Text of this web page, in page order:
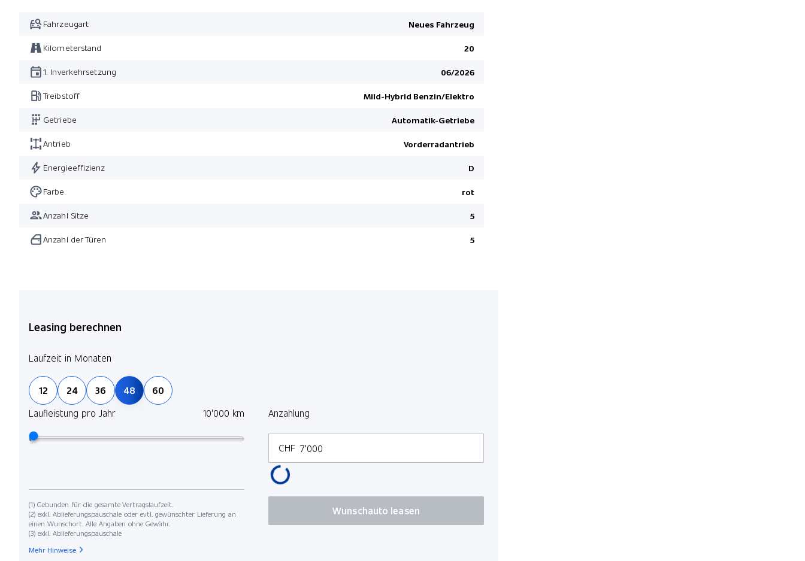
Fahrzeugart Neues Fahrzeug
Kilometerstand 20
1. Inverkehrsetzung 06/2026
Treibstoff Mild-Hybrid Benzin/Elektro
Getriebe Automatik-Getriebe
Antrieb Vorderradantrieb
Energieeffizienz D
Farbe rot
Anzahl Sitze 5
Anzahl der Türen 5
Leasing berechnen
Laufzeit in Monaten
12 24 36 48
60
Laufleistung pro Jahr
10'000 km Anzahlung
CHF
(1) Gebunden für die gesamte Vertragslaufzeit.
(2) exkl. Ablieferungspauschale oder evtl. gewünschter Lieferung an
einen Wunschort. Alle Angaben ohne Gewähr.
(3) exkl. Ablieferungspauschale
Wunschauto leasen
Mehr Hinweise